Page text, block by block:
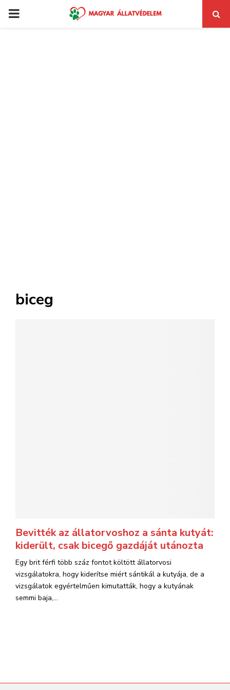
PRIMARY
biceg
Bevitték az állatorvoshoz a sánta kutyát:
kiderült, csak bicegő gazdáját utánozta
Egy brit férfi több száz fontot költött állatorvosi
vizsgálatokra, hogy kiderítse miért sántikál a kutyája, de a
vizsgálatok egyértelműen kimutatták, hogy a kutyának
semmi baja,...